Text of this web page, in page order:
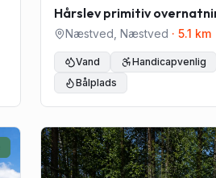
Hårslev primitiv
Næstved ,Næstved ·5.1 km
Vand Handicapvenlig
Bålplads